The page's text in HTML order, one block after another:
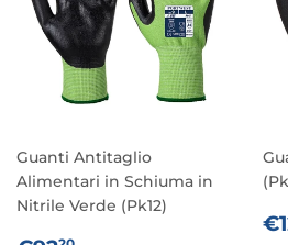
Guanti Antitaglio
Alimentari in Schiuma in
Nitrile Verde (Pk12)